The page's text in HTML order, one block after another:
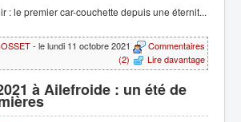
: le premier car-couchette depuis une éternit...
- le lundi 11 octobre 2021
Commentaires
(2)
Lire davantage
à Ailefroide : un été de